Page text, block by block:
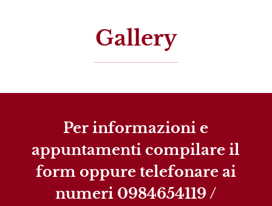
Gallery
Per informazioni e
appuntamenti compilare il
form oppure telefonare ai
numeri 0984654119 /